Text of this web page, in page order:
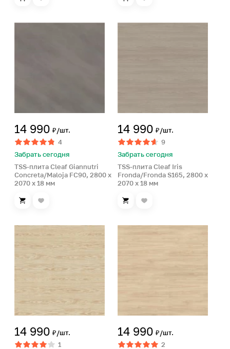
14 990 ₽/шт.
4
Забрать сегодня
TSS-плита Cleaf Giannutri
Concreta/Maloja FC90, 2800 x
2070 x 18 мм
14 990 ₽/шт.
9
Забрать сегодня
TSS-плита Cleaf Iris
Fronda/Fronda S165, 2800 x
2070 x 18 мм
14 990 ₽/шт.
1
14 990 ₽/шт.
2